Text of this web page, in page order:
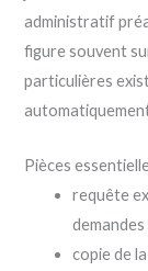
administratif
figure souvent
particulières
Pièces
requête
demandes
copie de